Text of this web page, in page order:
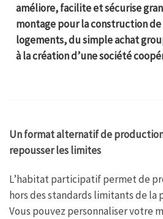
améliore, facilite et sécurise
montage pour la construction
logements, du simple achat
à la création d’une société
Un format alternatif de
repousser les limites
L’habitat participatif permet de
hors des standards limitants de la
Vous pouvez personnaliser votre